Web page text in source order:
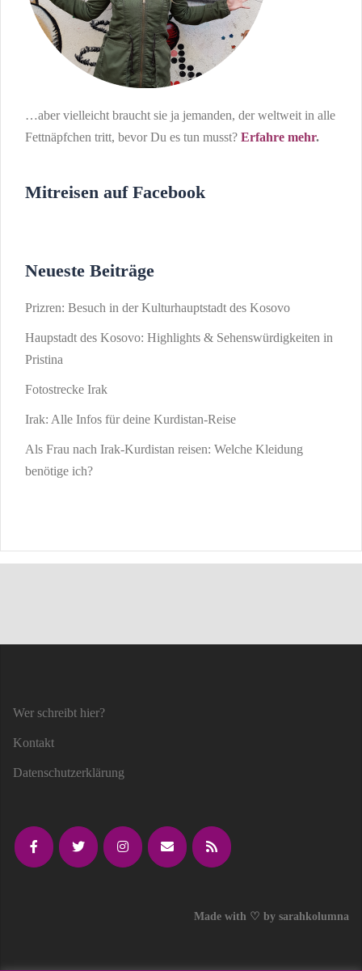
…aber vielleicht braucht sie ja jemanden, der weltweit in alle
Fettnäpfchen tritt, bevor Du es tun musst? Erfahre mehr.
Mitreisen auf Facebook
Neueste Beiträge
Prizren: Besuch in der Kulturhauptstadt des Kosovo
Haupstadt des Kosovo: Highlights & Sehenswürdigkeiten in
Pristina
Fotostrecke Irak
Irak: Alle Infos für deine Kurdistan-Reise
Als Frau nach Irak-Kurdistan reisen: Welche Kleidung
benötige ich?
Wer schreibt hier?
Kontakt
Datenschutzerklärung
Made with ♡ by sarahkolumna